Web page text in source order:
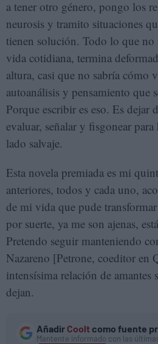
a tener otro género, pongo los
neurosis y tramito situaciones
tienen solución. Todo lo que no
vida cotidiana, termina
altura, casi que no sabría cómo
autoanálisis y pensamiento que
Porque escribir es eso. Es dejar
evaluar, señalar y fisgonear
lado salvaje.
Esta novela premiada es mi
anteriores, todos y cada uno,
de mi vida que pude
por suerte, ya me son ajenas,
Pretendo seguir manteniendo
Nazareno [Petrone, coeditor en
intensísima relación de amantes
dejan.
Añadir Coolt como fuente
Mantente informado con las